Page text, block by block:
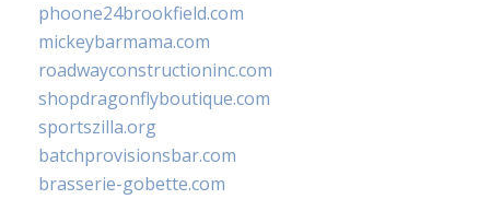
phoone24brookfield.com
mickeybarmama.com
roadwayconstructioninc.com
shopdragonflyboutique.com
sportszilla.org
batchprovisionsbar.com
brasserie-gobette.com